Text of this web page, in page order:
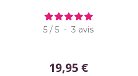
5 / 5 - 3 avis
19,95 €